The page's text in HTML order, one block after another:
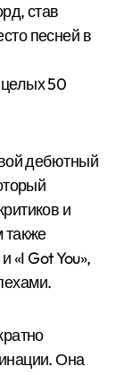
став
песней в
50
дебютный
и
также
«I Got You»,
Она